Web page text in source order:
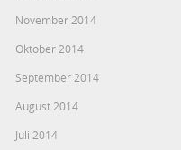
November 2014
Oktober 2014
September 2014
August 2014
Juli 2014